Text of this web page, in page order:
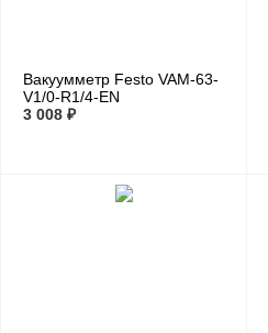
Вакуумметр Festo VAM-63-
V1/0-R1/4-EN
3 008 ₽